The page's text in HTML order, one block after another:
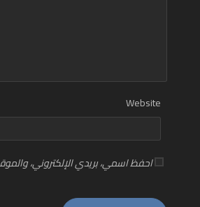
Website
احفظ اسمي، بريدي الإلكتروني،